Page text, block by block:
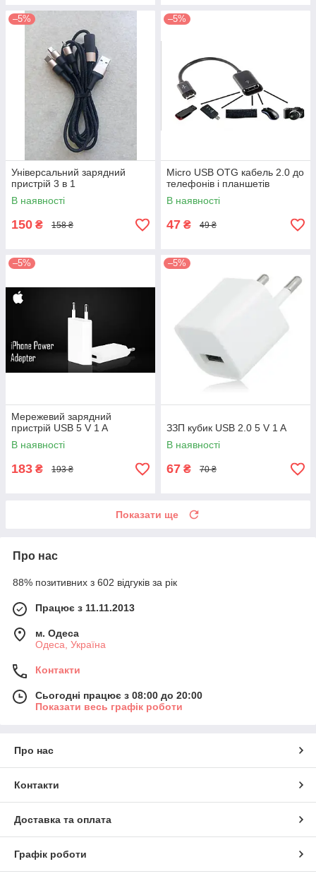
–5%
Універсальний зарядний
пристрій 3 в 1
В наявності
150 ₴ 158 ₴
–5%
Micro USB OTG кабель 2.0 до
телефонів і планшетів
В наявності
47 ₴ 49 ₴
–5%
Мережевий зарядний
пристрій USB 5 V 1 A
В наявності
183 ₴ 193 ₴
–5%
ЗЗП кубик USB 2.0 5 V 1 A
В наявності
67 ₴ 70 ₴
Показати ще
Про нас
88% позитивних з 602 відгуків за рік
Працює з 11.11.2013
м. Одеса
Одеса, Україна
Контакти
Сьогодні працює з 08:00 до 20:00
Показати весь графік роботи
Про нас
Контакти
Доставка та оплата
Графік роботи